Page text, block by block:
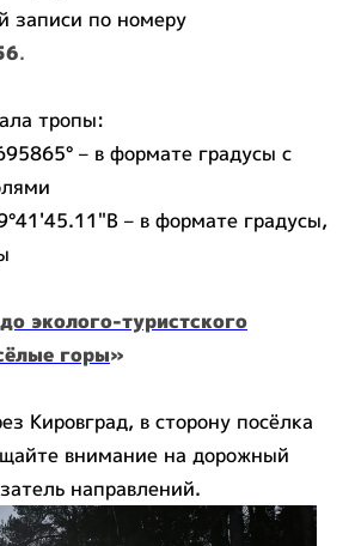
записи по номеру
.
тропы:
– в формате градусы с
– в формате градусы,
эколого-туристского
горы»
Кировград, в сторону посёлка
внимание на дорожный
направлений.